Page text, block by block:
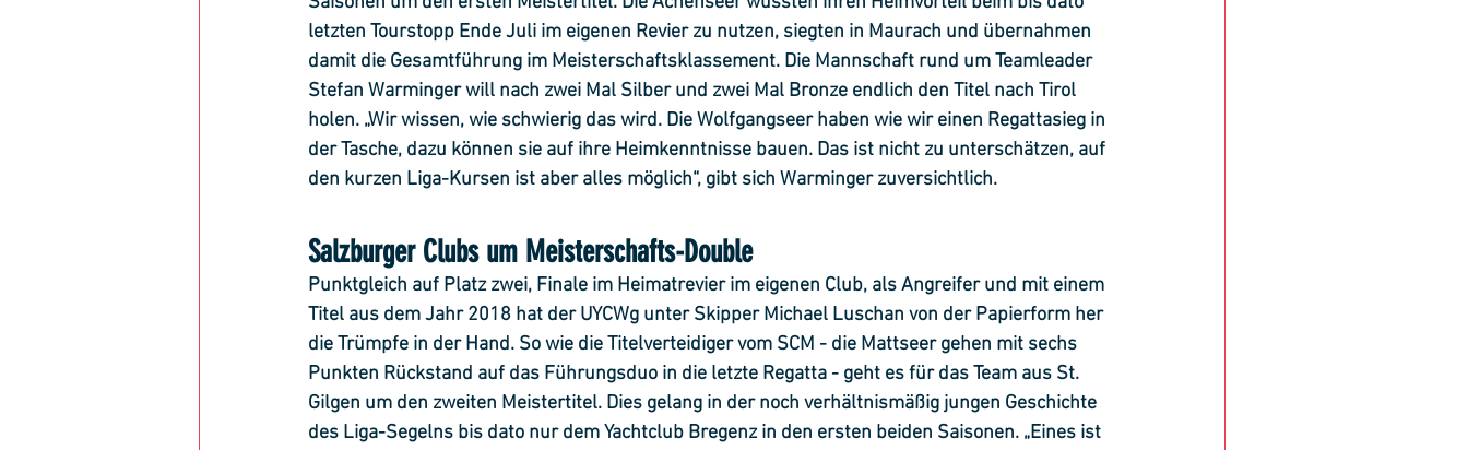
letzten Tourstopp Ende Juli im eigenen Revier zu nutzen, siegten in Maurach und übernahmen
damit die Gesamtführung im Meisterschaftsklassement. Die Mannschaft rund um Teamleader
Stefan Warminger will nach zwei Mal Silber und zwei Mal Bronze endlich den Titel nach Tirol
holen. „Wir wissen, wie schwierig das wird. Die Wolfgangseer haben wie wir einen Regattasieg in
der Tasche, dazu können sie auf ihre Heimkenntnisse bauen. Das ist nicht zu unterschätzen, auf
den kurzen Liga-Kursen ist aber alles möglich“, gibt sich Warminger zuversichtlich.
Salzburger Clubs um Meisterschafts-Double
Punktgleich auf Platz zwei, Finale im Heimatrevier im eigenen Club, als Angreifer und mit einem
Titel aus dem Jahr 2018 hat der UYCWg unter Skipper Michael Luschan von der Papierform her
die Trümpfe in der Hand. So wie die Titelverteidiger vom SCM - die Mattseer gehen mit sechs
Punkten Rückstand auf das Führungsduo in die letzte Regatta - geht es für das Team aus St.
Gilgen um den zweiten Meistertitel. Dies gelang in der noch verhältnismäßig jungen Geschichte
des Liga-Segelns bis dato nur dem Yachtclub Bregenz in den ersten beiden Saisonen. „Eines ist